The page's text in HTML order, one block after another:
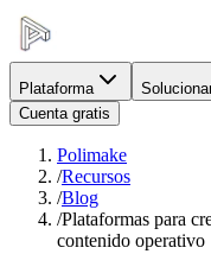
Plataforma
Cuenta gratis
Polimake
/Recursos
/Blog
/Plataformas para
contenido operativo